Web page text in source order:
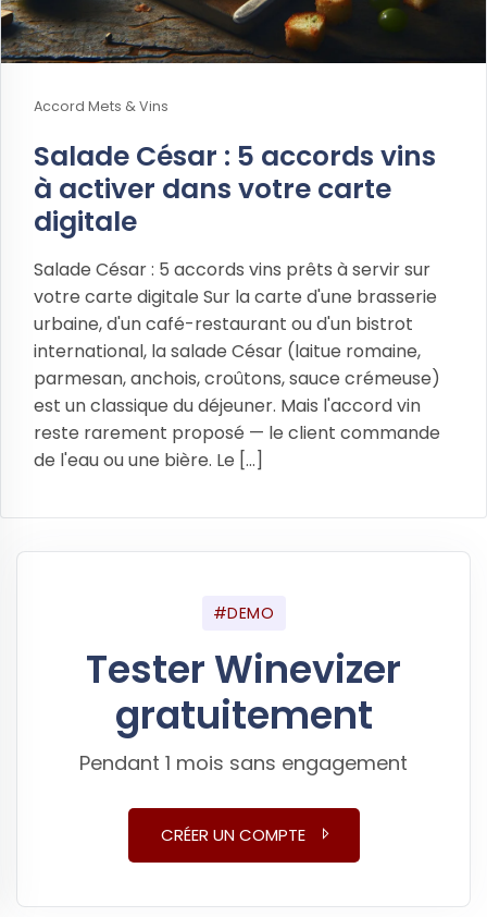
Accord Mets & Vins
Salade César : 5 accords vins
à activer dans votre carte
digitale
Salade César : 5 accords vins prêts à servir sur
votre carte digitale Sur la carte d'une brasserie
urbaine, d'un café-restaurant ou d'un bistrot
international, la salade César (laitue romaine,
parmesan, anchois, croûtons, sauce crémeuse)
est un classique du déjeuner. Mais l'accord vin
reste rarement proposé — le client commande
de l'eau ou une bière. Le [...]
#DEMO
Tester Winevizer
gratuitement
Pendant 1 mois sans engagement
CRÉER UN COMPTE